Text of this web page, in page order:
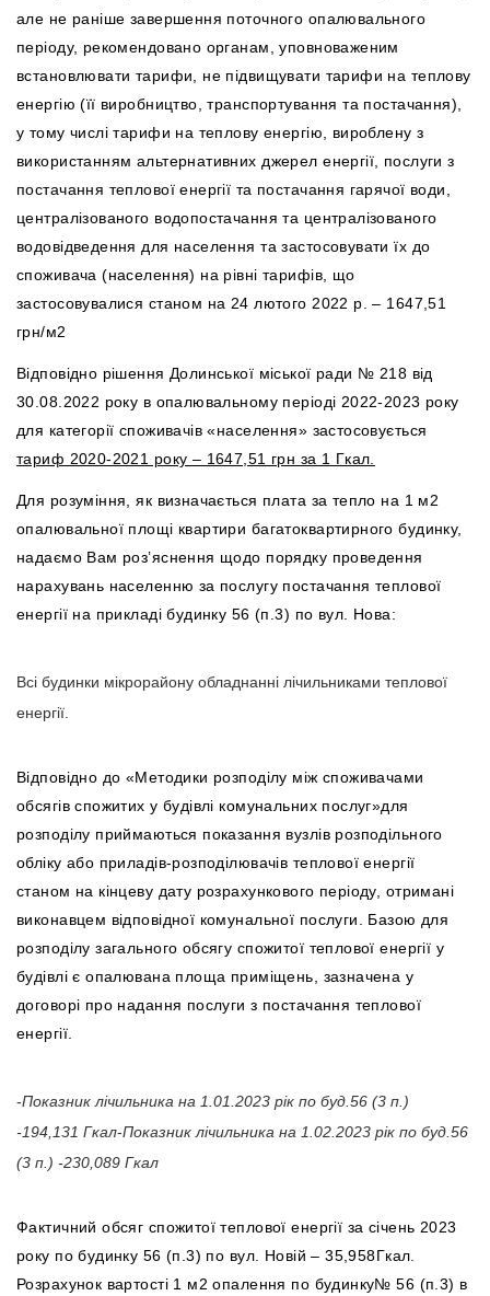
але не раніше завершення поточного опалювального
періоду, рекомендовано органам, уповноваженим
встановлювати тарифи, не підвищувати тарифи на теплову
енергію (її виробництво, транспортування та постачання),
у тому числі тарифи на теплову енергію, вироблену з
використанням альтернативних джерел енергії, послуги з
постачання теплової енергії та постачання гарячої води,
централізованого водопостачання та централізованого
водовідведення для населення та застосовувати їх до
споживача (населення) на рівні тарифів, що
застосовувалися станом на 24 лютого 2022 р. – 1647,51
грн/м2
Відповідно рішення Долинської міської ради № 218 від
30.08.2022 року в опалювальному періоді 2022-2023 року
для категорії споживачів «населення» застосовується
тариф 2020-2021 року – 1647,51 грн за 1 Гкал.
Для розуміння, як визначається плата за тепло на 1 м2
опалювальної площі квартири багатоквартирного будинку,
надаємо Вам роз’яснення щодо порядку проведення
нарахувань населенню за послугу постачання теплової
енергії на прикладі будинку 56 (п.3) по вул. Нова:
Всі будинки мікрорайону обладнанні лічильниками теплової
енергії.
Відповідно до «Методики розподілу між споживачами
обсягів спожитих у будівлі комунальних послуг»для
розподілу приймаються показання вузлів розподільного
обліку або приладів-розподілювачів теплової енергії
станом на кінцеву дату розрахункового періоду, отримані
виконавцем відповідної комунальної послуги. Базою для
розподілу загального обсягу спожитої теплової енергії у
будівлі є опалювана площа приміщень, зазначена у
договорі про надання послуги з постачання теплової
енергії.
-Показник лічильника на 1.01.2023 рік по буд.56 (3 п.)
-194,131 Гкал-Показник лічильника на 1.02.2023 рік по буд.56
(3 п.) -230,089 Гкал
Фактичний обсяг спожитої теплової енергії за січень 2023
року по будинку 56 (п.3) по вул. Новій – 35,958Гкал.
Розрахунок вартості 1 м2 опалення по будинку№ 56 (п.3) в